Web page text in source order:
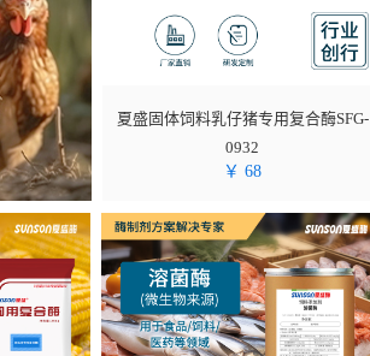
夏盛固体饲料乳仔猪专用复合酶SFG-
0932
￥ 68